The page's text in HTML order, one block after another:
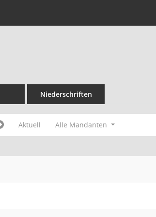
Niederschriften
Aktuell Alle Mandanten